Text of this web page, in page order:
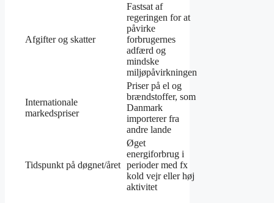
Afgifter og skatter
Fastsat af
regeringen for at
påvirke
forbrugernes
adfærd og
mindske
miljøpåvirkningen
Internationale
markedspriser
Priser på el og
brændstoffer, som
Danmark
importerer fra
andre lande
Tidspunkt på døgnet/året
Øget
energiforbrug i
perioder med fx
kold vejr eller høj
aktivitet